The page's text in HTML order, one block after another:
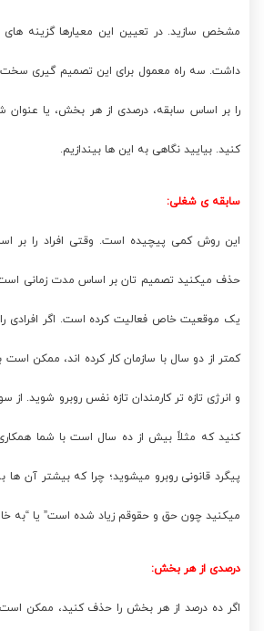
مشخص سازید. در تعیین این معیارها گزینه های
داشت. سه راه معمول برای این تصمیم گیری سخت
را بر اساس سابقه، درصدی از هر بخش، یا
کنید. بیایید نگاهی به این ها بیندازیم.
سابقه ی شغلی:
این روش کمی پیچیده است. وقتی افراد را بر
حذف میکنید تصمیم تان بر اساس مدت زمانی است
یک موقعیت خاص فعالیت کرده است. اگر افرادی
کمتر از دو سال با سازمان کار کرده اند، ممکن است
و انرژی تازه تر کارمندان تازه نفس روبرو شوید. از
کنید که مثلاً بیش از ده سال است با شما
پیگرد قانونی روبرو میشوید؛ چرا که بیشتر آن ها
میکنید چون حق و حقوقم زیاد شده است” یا “به
درصدی از هر بخش:
اگر ده درصد از هر بخش را حذف کنید، ممکن